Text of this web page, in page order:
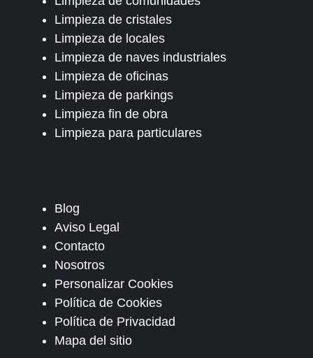
Limpieza de cristales
Limpieza de locales
Limpieza de naves industriales
Limpieza de oficinas
Limpieza de parkings
Limpieza fin de obra
Limpieza para particulares
Blog
Aviso Legal
Contacto
Nosotros
Personalizar Cookies
Política de Cookies
Política de Privacidad
Mapa del sitio